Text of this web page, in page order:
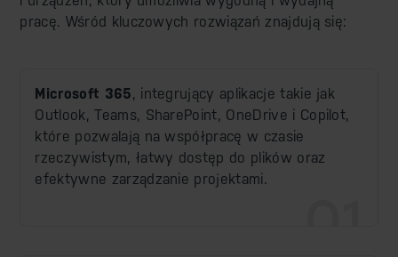
pracę. Wśród kluczowych rozwiązań znajdują się:
Microsoft 365, integrujący aplikacje takie jak
Outlook, Teams, SharePoint, OneDrive i Copilot,
które pozwalają na współpracę w czasie
rzeczywistym, łatwy dostęp do plików oraz
efektywne zarządzanie projektami.